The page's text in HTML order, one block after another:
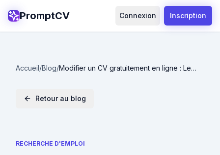
PromptCV Connexion Inscription
Accueil/Blog/Modifier un CV gratuitement en ligne : Le
Retour au blog
RECHERCHE D'EMPLOI